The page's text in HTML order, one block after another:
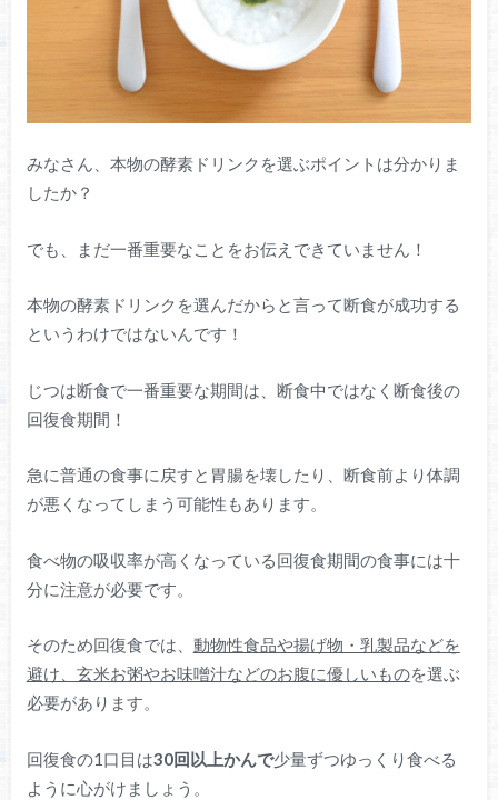
みなさん、本物の酵素ドリンクを選ぶポイントは分かりま
したか？
でも、まだ一番重要なことをお伝えできていません！
本物の酵素ドリンクを選んだからと言って断食が成功する
というわけではないんです！
じつは断食で一番重要な期間は、断食中ではなく断食後の
回復食期間！
急に普通の食事に戻すと胃腸を壊したり、断食前より体調
が悪くなってしまう可能性もあります。
食べ物の吸収率が高くなっている回復食期間の食事には十
分に注意が必要です。
そのため回復食では、 動物性食品や揚げ物・乳製品などを
避け、玄米お粥やお味噌汁などのお腹に優しいものを選ぶ
必要があります。
回復食の1口目は30回以上かんで少量ずつゆっくり食べる
ように心がけましょう。